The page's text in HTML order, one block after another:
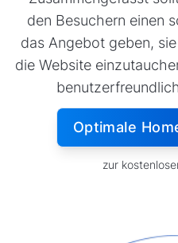
den Besuchern einen
das Angebot geben,
die Website
Optimale
zur